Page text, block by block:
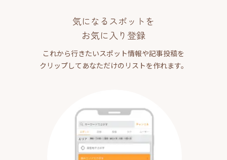
気になるスポットを
お気に入り登録
これから行きたいスポット情報や記事投稿を
クリップしてあなただけのリストを作れます。